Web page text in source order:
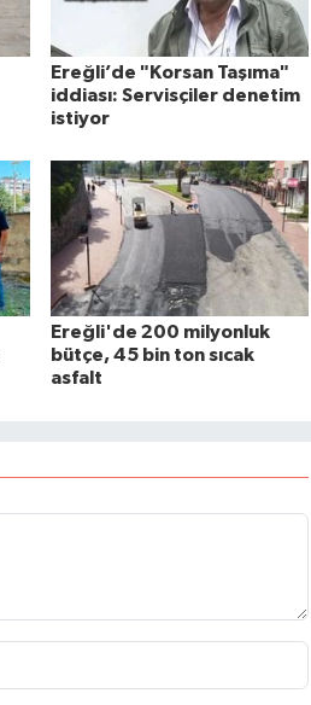
Ereğli’de "Korsan Taşıma"
iddiası: Servisçiler denetim
istiyor
Ereğli'de 200 milyonluk
bütçe, 45 bin ton sıcak
asfalt